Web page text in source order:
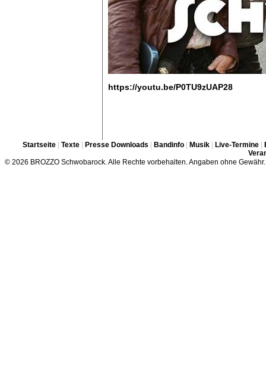
https://youtu.be/P0TU9zUAP28
Startseite Texte Presse Downloads Bandinfo Musik Live-Termine
© 2026 BROZZO Schwobarock. Alle Rechte vorbehalten. Angaben ohne Gewähr.